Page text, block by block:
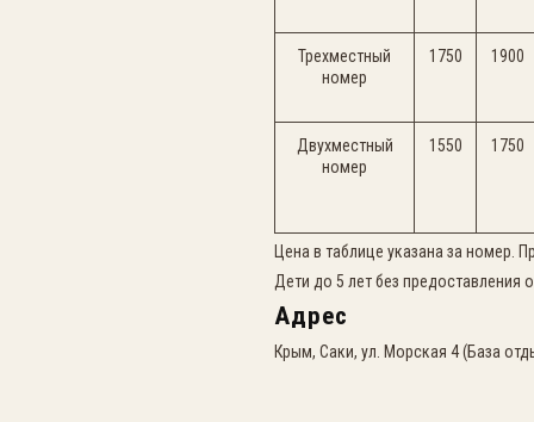
Трехместный
номер
1750 1900
Двухместный
номер
1550 1750
Цена в таблице указана за номер.
Дети до 5 лет без предоставления
Адрес
Крым, Саки, ул. Морская 4 (База